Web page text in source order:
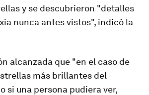
y se descubrieron "detalles
nunca antes vistos", indicó la
alcanzada que "en el caso de
más brillantes del
si una persona pudiera ver,